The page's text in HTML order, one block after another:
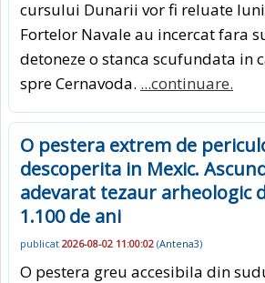
cursului Dunarii vor fi reluate
Fortelor Navale au incercat fara
detoneze o stanca scufundata in
spre Cernavoda. ...continuare.
O pestera extrem de
descoperita in Mexic.
adevarat tezaur arheologic
1.100 de ani
publicat 2026-08-02 11:00:02 (Antena3)
O pestera greu accesibila din